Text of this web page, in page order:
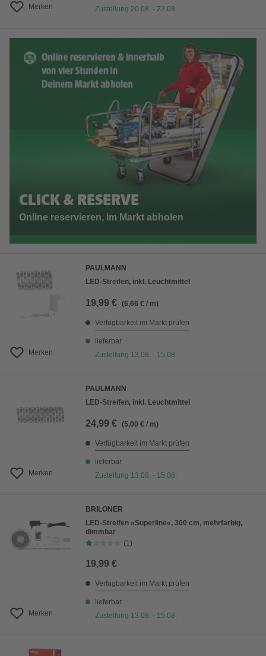
Merken
Zustellung 20.08. - 22.08.
CLICK & RESERVE
Online reservieren, im Markt abholen
Merken
PAULMANN
LED-Streifen, inkl. Leuchtmittel
19,99 € (6,66 € / m)
Verfügbarkeit im Markt prüfen
lieferbar
Zustellung 13.08. - 15.08.
Merken
PAULMANN
LED-Streifen, inkl. Leuchtmittel
24,99 € (5,00 € / m)
Verfügbarkeit im Markt prüfen
lieferbar
Zustellung 13.08. - 15.08.
Merken
BRILONER
LED-Streifen »Superline«, 300 cm, mehrfarbig,
dimmbar
(1)
19,99 €
Verfügbarkeit im Markt prüfen
lieferbar
Zustellung 13.08. - 15.08.